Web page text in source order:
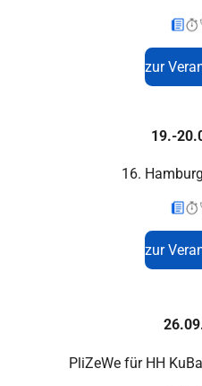
zur
19.-
16.
zur
PliZeWe für HH